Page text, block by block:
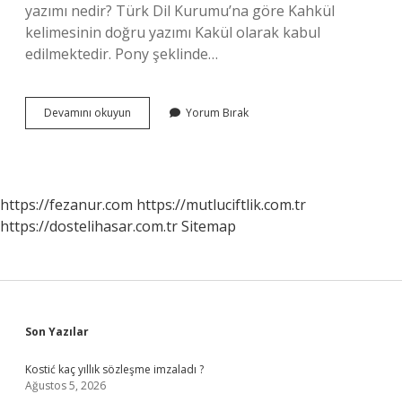
yazımı nedir? Türk Dil Kurumu’na göre Kahkül
kelimesinin doğru yazımı Kakül olarak kabul
edilmektedir. Pony şeklinde…
Devamını okuyun
Nasıl
Yorum Bırak
https://fezanur.com https://mutluciftlik.com.tr
https://dostelihasar.com.trSitemap
Sidebar
Son Yazılar
Kostić kaç yıllık sözleşme imzaladı ?
Ağustos 5, 2026